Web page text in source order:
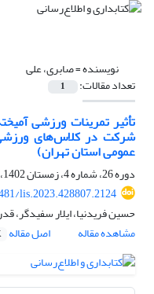
نویسنده =صابری، علی
تعداد مقالات: 1
تأثیر تمرینات ورزشی
شرکت در کلاس‌های ورزشی
عمومی استان تهران)
دوره 26، شماره 4، زمستان 1402، صفحه
lis.2023.428807.2124
حسین فریدنیا، ایلار سفیدگر،
مشاهده مقاله
اصل مقاله